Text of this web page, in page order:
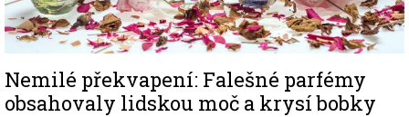
Nemilé překvapení: Falešné parfémy
obsahovaly lidskou moč a krysí bobky